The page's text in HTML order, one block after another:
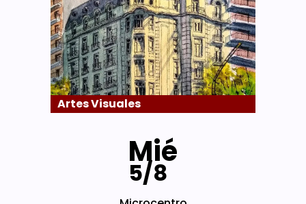
Artes Visuales
Mié
5/8